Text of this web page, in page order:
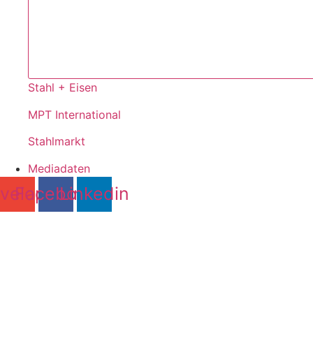
Stahl + Eisen
MPT International
Stahlmarkt
Mediadaten
Facebook
Linkedin